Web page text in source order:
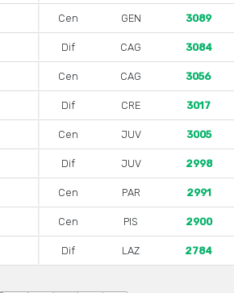
Cen GEN 3089
Dif CAG 3084
Cen CAG 3056
Dif CRE 3017
Cen JUV 3005
Dif JUV 2998
Cen PAR 2991
Cen PIS 2900
Dif LAZ 2784